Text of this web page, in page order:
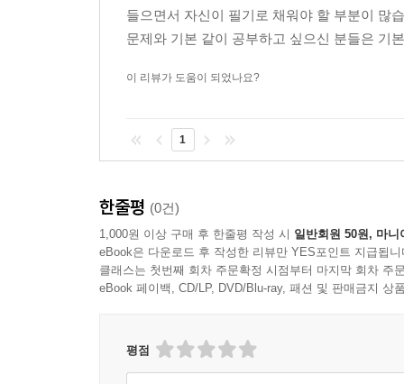
들으면서 자신이 필기로 채워야 할 부분이 많
문제와 기본 같이 공부하고 싶으신 분들은 기
이 리뷰가 도움이 되었나요?
1
한줄평 (0건)
1,000원 이상 구매 후 한줄평 작성 시 일반회원 50원, 마니
eBook은 다운로드 후 작성한 리뷰만 YES포인트 지급됩니
클래스는 첫번째 회차 주문확정 시점부터 마지막 회차 주
eBook 페이백, CD/LP, DVD/Blu-ray, 패션 및 판매금지 상
평점